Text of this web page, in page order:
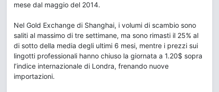
mese dal maggio del 2014.
Nel Gold Exchange di Shanghai, i volumi di scambio sono
saliti al massimo di tre settimane, ma sono rimasti il 25% al
di sotto della media degli ultimi 6 mesi, mentre i prezzi sui
lingotti professionali hanno chiuso la giornata a 1.20$ sopra
l’indice internazionale di Londra, frenando nuove
importazioni.